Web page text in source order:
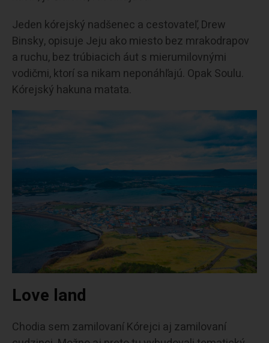
Jeden kórejský nadšenec a cestovateľ, Drew
Binsky, opisuje Jeju ako miesto bez mrakodrapov
a ruchu, bez trúbiacich áut s mierumilovnými
vodičmi, ktorí sa nikam neponáhľajú. Opak Soulu.
Kórejský hakuna matata.
Love land
Chodia sem zamilovaní Kórejci aj zamilovaní